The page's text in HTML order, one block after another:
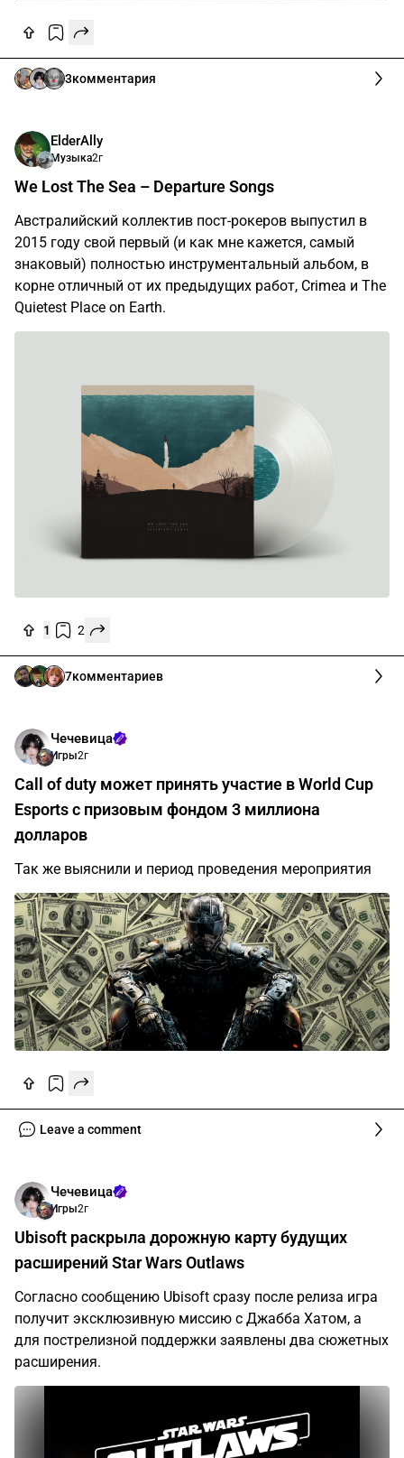
3комментария
ElderAlly
Музыка2г
We Lost The Sea – Departure Songs
Австралийский коллектив пост-рокеров выпустил в
2015 году свой первый (и как мне кажется, самый
знаковый) полностью инструментальный альбом, в
корне отличный от их предыдущих работ, Crimea и The
Quietest Place on Earth.
1 2
7комментариев
Чечевица
Игры2г
Call of duty может принять участие в World Cup
Esports с призовым фондом 3 миллиона
долларов
Так же выяснили и период проведения мероприятия
Leave a comment
Чечевица
Игры2г
Ubisoft раскрыла дорожную карту будущих
расширений Star Wars Outlaws
Согласно сообщению Ubisoft сразу после релиза игра
получит эксклюзивную миссию с Джабба Хатом, а
для пострелизной поддержки заявлены два сюжетных
расширения.